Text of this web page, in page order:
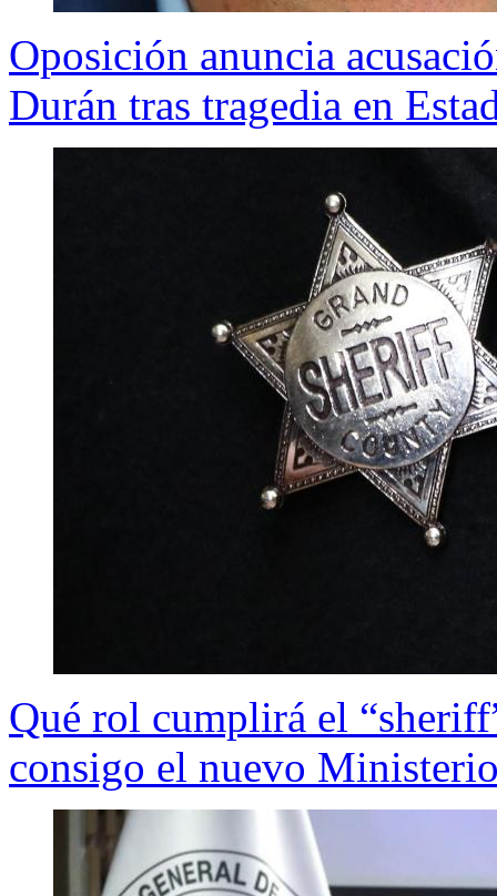
Oposición anuncia
Durán tras tragedia en
Qué rol cumplirá el
consigo el nuevo